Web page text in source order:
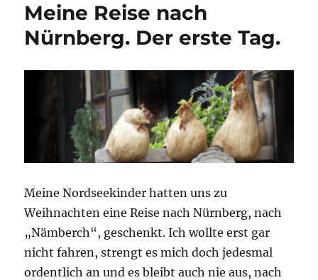
Meine Reise nach
Nürnberg. Der erste Tag.
Meine Nordseekinder hatten uns zu
Weihnachten eine Reise nach Nürnberg, nach
„Nämberch“, geschenkt. Ich wollte erst gar
nicht fahren, strengt es mich doch jedesmal
ordentlich an und es bleibt auch nie aus, nach